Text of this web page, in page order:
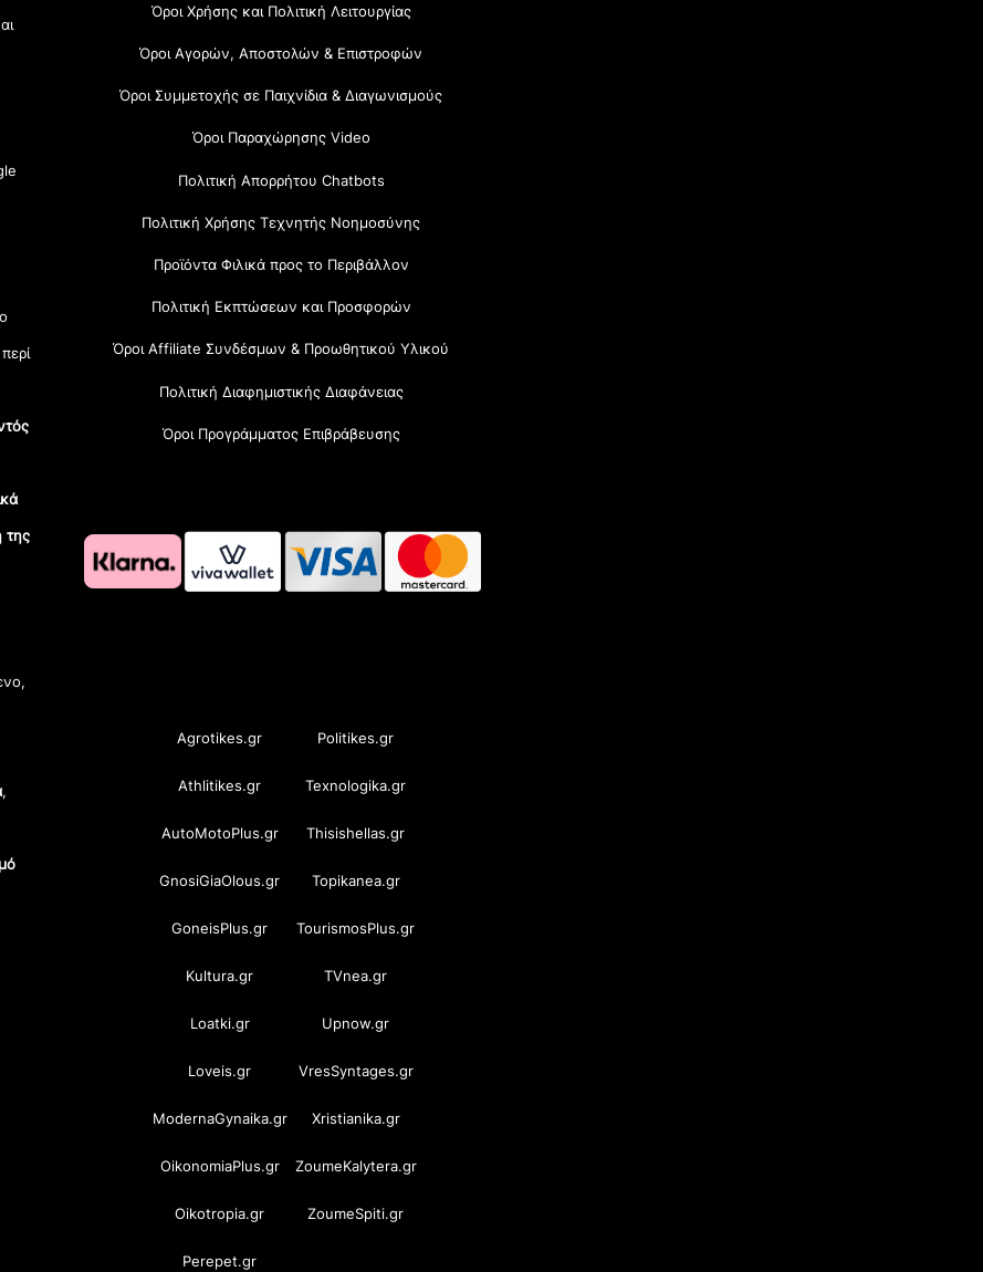
της
,
Όροι Χρήσης και Πολιτική Λειτουργίας
Όροι Αγορών, Αποστολών & Επιστροφών
Όροι Συμμετοχής σε Παιχνίδια & Διαγωνισμούς
Όροι Παραχώρησης Video
Πολιτική Απορρήτου Chatbots
Πολιτική Χρήσης Τεχνητής Νοημοσύνης
Προϊόντα Φιλικά προς το Περιβάλλον
Πολιτική Εκπτώσεων και Προσφορών
Όροι Affiliate Συνδέσμων & Προωθητικού Υλικού
Πολιτική Διαφημιστικής Διαφάνειας
Όροι Προγράμματος Επιβράβευσης
Agrotikes.gr Politikes.gr
Athlitikes.gr Texnologika.gr
AutoMotoPlus.gr Thisishellas.gr
GnosiGiaOlous.gr Topikanea.gr
GoneisPlus.gr TourismosPlus.gr
Kultura.gr TVnea.gr
Loatki.gr Upnow.gr
Loveis.gr VresSyntages.gr
ModernaGynaika.gr Xristianika.gr
OikonomiaPlus.gr ZoumeKalytera.gr
Oikotropia.gr ZoumeSpiti.gr
Perepet.gr